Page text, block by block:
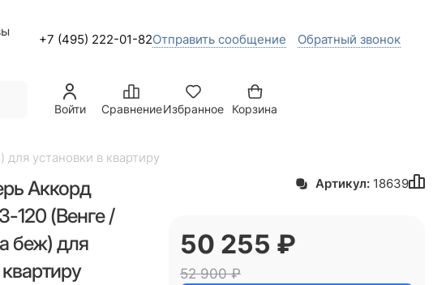
+7 (495) 222-01-82Отправить сообщение Обратный звонок
Войти СравнениеИзбранное Корзина
установки в квартиру
Аккорд
120 (Венге /
беж) для
Артикул: 18639
52 900 ₽
50 255 ₽